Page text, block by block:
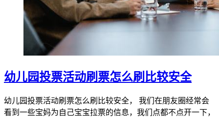
幼儿园投票活动刷票怎么刷比较安全
幼儿园投票活动刷票怎么刷比较安全， 我们在朋友圈经常会
看到一些宝妈为自己宝宝拉票的信息，我们点都不点开一下，